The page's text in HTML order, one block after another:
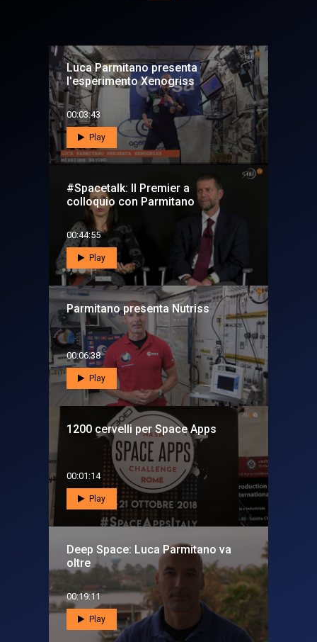
Luca Parmitano presenta
l'esperimento Xenogriss
00:03:43
Play
#Spacetalk: Il Premier a
colloquio con Parmitano
00:44:55
Play
Parmitano presenta Nutriss
00:06:38
Play
1200 cervelli per Space Apps
00:01:14
Play
Deep Space: Luca Parmitano va
oltre
00:19:11
Play